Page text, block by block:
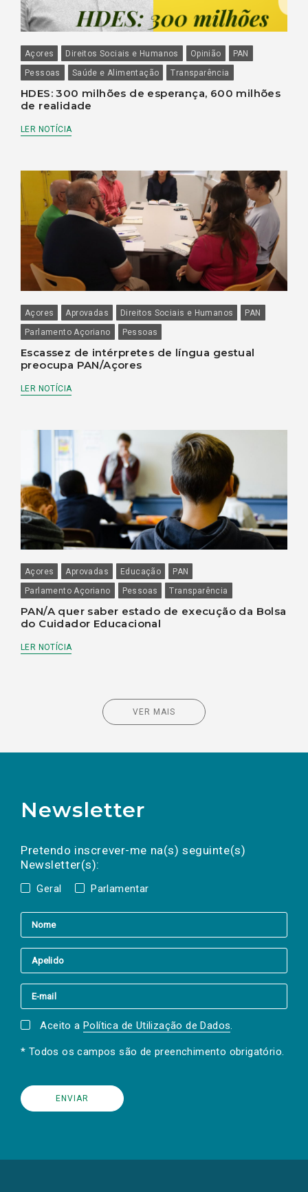
Açores Direitos Sociais e Humanos Opinião
PAN
Pessoas
Saúde e Alimentação Transparência
HDES: 300 milhões de esperança, 600 milhões
de realidade
LER NOTÍCIA
Açores Aprovadas Direitos Sociais e Humanos
PAN
Parlamento Açoriano
Pessoas
Escassez de intérpretes de língua gestual
preocupa PAN/Açores
LER NOTÍCIA
Açores Aprovadas Educação
PAN
Parlamento Açoriano
Pessoas Transparência
PAN/A quer saber estado de execução da Bolsa
do Cuidador Educacional
LER NOTÍCIA
VER MAIS
Newsletter
Pretendo inscrever-me na(s) seguinte(s)
Newsletter(s):
Geral Parlamentar
a(s) newsletter(s).
mail
Aceito a Política de Utilização de Dados.
* Todos os campos são de preenchimento obrigatório.